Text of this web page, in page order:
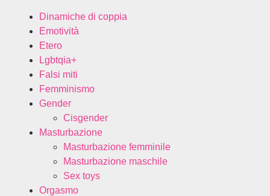
Dinamiche di coppia
Emotività
Etero
Lgbtqia+
Falsi miti
Femminismo
Gender
Cisgender
Masturbazione
Masturbazione femminile
Masturbazione maschile
Sex toys
Orgasmo